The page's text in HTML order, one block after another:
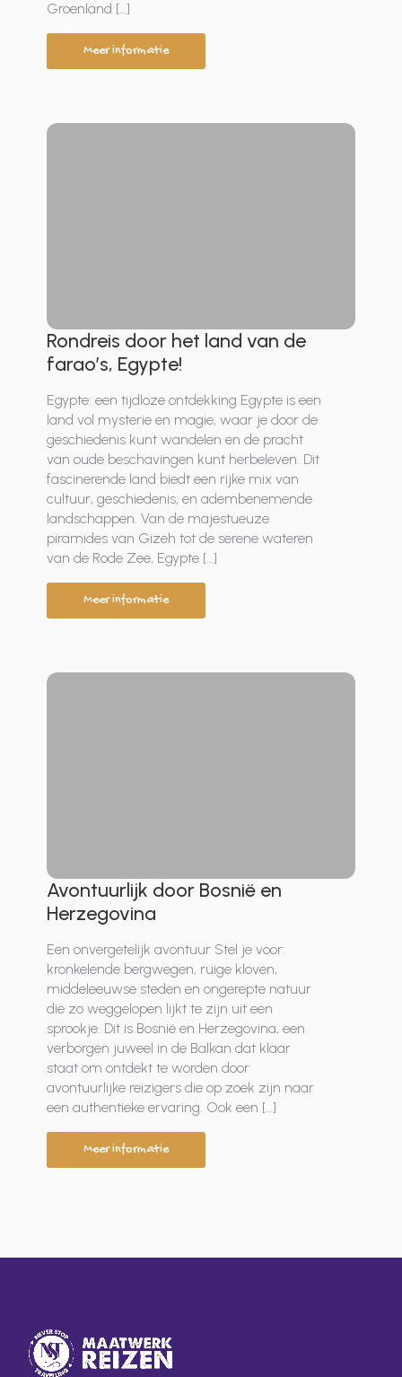
Groenland […]
Meer informatie
Rondreis door het land van de
farao’s, Egypte!
Egypte: een tijdloze ontdekking Egypte is een
land vol mysterie en magie, waar je door de
geschiedenis kunt wandelen en de pracht
van oude beschavingen kunt herbeleven. Dit
fascinerende land biedt een rijke mix van
cultuur, geschiedenis, en adembenemende
landschappen. Van de majestueuze
piramides van Gizeh tot de serene wateren
van de Rode Zee, Egypte […]
Meer informatie
Avontuurlijk door Bosnië en
Herzegovina
Een onvergetelijk avontuur Stel je voor:
kronkelende bergwegen, ruige kloven,
middeleeuwse steden en ongerepte natuur
die zo weggelopen lijkt te zijn uit een
sprookje. Dit is Bosnië en Herzegovina, een
verborgen juweel in de Balkan dat klaar
staat om ontdekt te worden door
avontuurlijke reizigers die op zoek zijn naar
een authentieke ervaring. Ook een […]
Meer informatie